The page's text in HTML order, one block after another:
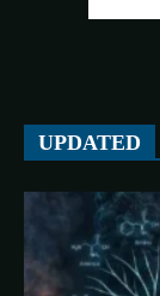
UPDATED